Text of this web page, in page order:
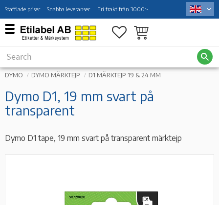
Menu
Stafflade priser Snabba leveranser Fri frakt från 3000:-
Favorites
Basket
DYMO DYMO MÄRKTEJP D1 MÄRKTEJP 19 & 24 MM
Dymo D1, 19 mm svart på
transparent
Dymo D1 tape, 19 mm svart på transparent märktejp